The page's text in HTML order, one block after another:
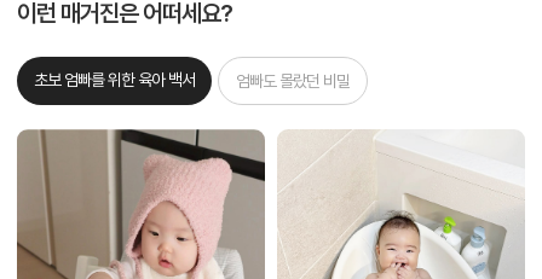
이런 매거진은 어떠세요?
초보 엄빠를 위한 육아 백서 엄빠도 몰랐던 비밀